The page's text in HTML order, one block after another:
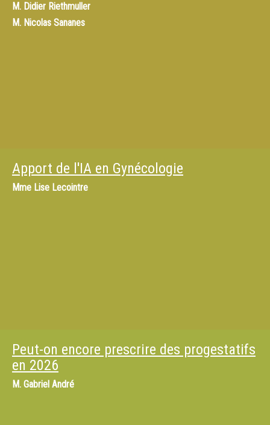
M. Didier Riethmuller
M. Nicolas Sananes
Apport de l'IA en Gynécologie
Mme Lise Lecointre
Peut-on encore prescrire des progestatifs
en 2026
M. Gabriel André